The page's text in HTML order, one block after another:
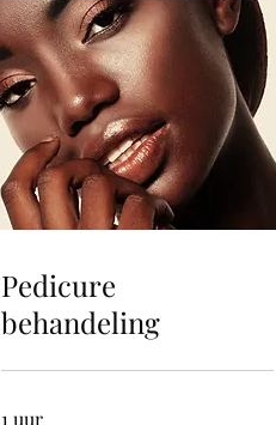
Pedicure
behandeling
1 uur